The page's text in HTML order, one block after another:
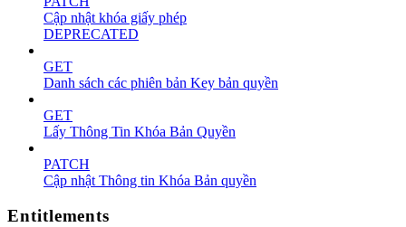
Cập nhật khóa giấy phép
DEPRECATED
GET
Danh sách các phiên bản Key bản quyền
GET
Lấy Thông Tin Khóa Bản Quyền
PATCH
Cập nhật Thông tin Khóa Bản quyền
Entitlements